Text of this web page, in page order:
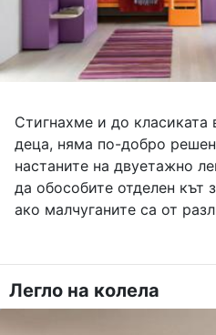
Стигнахме и до
деца, няма по-добро
настаните на двуетажно
да обособите отделен кът
ако малчуганите са от
Легло на колела